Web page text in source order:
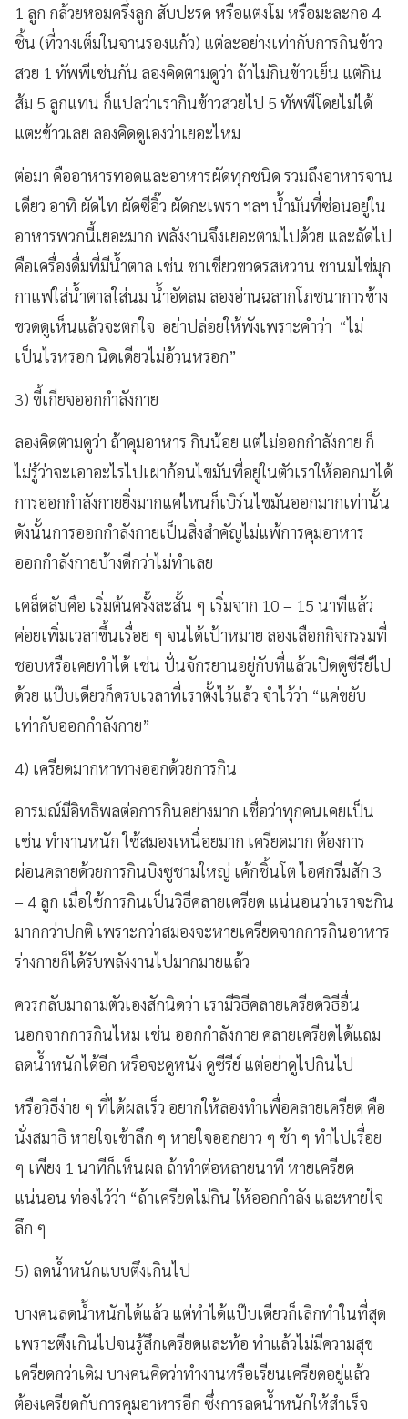
1 ลูก กล้วยหอมครึ่งลูก สับปะรด หรือแตงโม หรือมะละกอ 4
ชิ้น (ที่วางเต็มในจานรองแก้ว) แต่ละอย่างเท่ากับการกินข้าว
สวย 1 ทัพพีเช่นกัน ลองคิดตามดูว่า ถ้าไม่กินข้าวเย็น แต่กิน
ส้ม 5 ลูกแทน ก็แปลว่าเรากินข้าวสวยไป 5 ทัพพีโดยไม่ได้
แตะข้าวเลย ลองคิดดูเองว่าเยอะไหม
ต่อมา คืออาหารทอดและอาหารผัดทุกชนิด รวมถึงอาหารจาน
เดียว อาทิ ผัดไท ผัดซีอิ๊ว ผัดกะเพรา ฯลฯ น้ำมันที่ซ่อนอยู่ใน
อาหารพวกนี้เยอะมาก พลังงานจึงเยอะตามไปด้วย และถัดไป
คือเครื่องดื่มที่มีน้ำตาล เช่น ชาเชียวขวดรสหวาน ชานมไข่มุก
กาแฟใส่น้ำตาลใส่นม น้ำอัดลม ลองอ่านฉลากโภชนาการข้าง
ขวดดูเห็นแล้วจะตกใจ อย่าปล่อยให้พังเพราะคำว่า “ไม่
เป็นไรหรอก นิดเดียวไม่อ้วนหรอก”
3) ขี้เกียจออกกำลังกาย
ลองคิดตามดูว่า ถ้าคุมอาหาร กินน้อย แต่ไม่ออกกำลังกาย ก็
ไม่รู้ว่าจะเอาอะไรไปเผาก้อนไขมันที่อยู่ในตัวเราให้ออกมาได้
การออกกำลังกายยิ่งมากแค่ไหนก็เบิร์นไขมันออกมากเท่านั้น
ดังนั้นการออกกำลังกายเป็นสิ่งสำคัญไม่แพ้การคุมอาหาร
ออกกำลังกายบ้างดีกว่าไม่ทำเลย
เคล็ดลับคือ เริ่มต้นครั้งละสั้น ๆ เริ่มจาก 10 – 15 นาทีแล้ว
ค่อยเพิ่มเวลาขึ้นเรื่อย ๆ จนได้เป้าหมาย ลองเลือกกิจกรรมที่
ชอบหรือเคยทำได้ เช่น ปั่นจักรยานอยู่กับที่แล้วเปิดดูซีรีย์ไป
ด้วย แป๊บเดียวก็ครบเวลาที่เราตั้งไว้แล้ว จำไว้ว่า “แค่ขยับ
เท่ากับออกกำลังกาย”
4) เครียดมากหาทางออกด้วยการกิน
อารมณ์มีอิทธิพลต่อการกินอย่างมาก เชื่อว่าทุกคนเคยเป็น
เช่น ทำงานหนัก ใช้สมองเหนื่อยมาก เครียดมาก ต้องการ
ผ่อนคลายด้วยการกินบิงซูชามใหญ่ เค้กชิ้นโต ไอศกรีมสัก 3
– 4 ลูก เมื่อใช้การกินเป็นวิธีคลายเครียด แน่นอนว่าเราจะกิน
มากกว่าปกติ เพราะกว่าสมองจะหายเครียดจากการกินอาหาร
ร่างกายก็ได้รับพลังงานไปมากมายแล้ว
ควรกลับมาถามตัวเองสักนิดว่า เรามีวิธีคลายเครียดวิธีอื่น
นอกจากการกินไหม เช่น ออกกำลังกาย คลายเครียดได้แถม
ลดน้ำหนักได้อีก หรือจะดูหนัง ดูซีรีย์ แต่อย่าดูไปกินไป
หรือวิธีง่าย ๆ ที่ได้ผลเร็ว อยากให้ลองทำเพื่อคลายเครียด คือ
นั่งสมาธิ หายใจเข้าลึก ๆ หายใจออกยาว ๆ ช้า ๆ ทำไปเรื่อย
ๆ เพียง 1 นาทีก็เห็นผล ถ้าทำต่อหลายนาที หายเครียด
แน่นอน ท่องไว้ว่า “ถ้าเครียดไม่กิน ให้ออกกำลัง และหายใจ
ลึก ๆ
5) ลดน้ำหนักแบบตึงเกินไป
บางคนลดน้ำหนักได้แล้ว แต่ทำได้แป๊บเดียวก็เลิกทำในที่สุด
เพราะตึงเกินไปจนรู้สึกเครียดและท้อ ทำแล้วไม่มีความสุข
เครียดกว่าเดิม บางคนคิดว่าทำงานหรือเรียนเครียดอยู่แล้ว
ต้องเครียดกับการคุมอาหารอีก ซึ่งการลดน้ำหนักให้สำเร็จ